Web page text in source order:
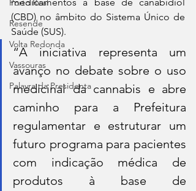
Porto Real
Resende
Volta Redonda
Vassouras
Palavra da Presidenta
medicamentos à base de canabidiol
(CBD) no âmbito do Sistema Único de
Saúde (SUS).
“A iniciativa representa um
avanço no debate sobre o uso
medicinal da cannabis e abre
caminho para a Prefeitura
regulamentar e estruturar um
futuro programa para pacientes
com indicação médica de
produtos à base de